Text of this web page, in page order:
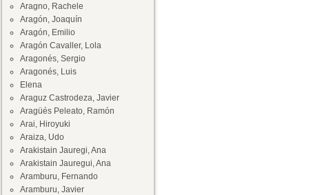
Aragno, Rachele
Aragón, Joaquín
Aragón, Emilio
Aragón Cavaller, Lola
Aragonés, Sergio
Aragonés, Luis
Elena
Araguz Castrodeza, Javier
Aragüés Peleato, Ramón
Arai, Hiroyuki
Araiza, Udo
Arakistain Jauregi, Ana
Arakistain Jauregui, Ana
Aramburu, Fernando
Aramburu, Javier